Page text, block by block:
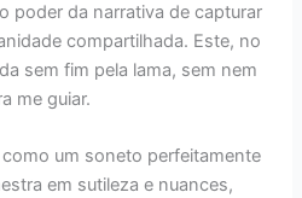
poder da narrativa de capturar
compartilhada. Este, no
sem fim pela lama, sem nem
me guiar.
um soneto perfeitamente
em sutileza e nuances,